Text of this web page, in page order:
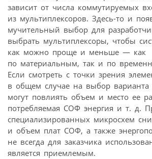
зависит от числа коммутируемых
из мультиплексоров. Здесь-то и
мучительный выбор для
выбрать мультиплексоры, чтобы
как можно проще и меньше — как
по материальным, так и по
Если смотреть с точки зрения
в общем случае на выбор
могут повлиять объем и место ее
потребляемая СОФ энергия и т. д.
специализированных микросхем
и объем плат СОФ, а также
не всегда для заказчика
является приемлемым.